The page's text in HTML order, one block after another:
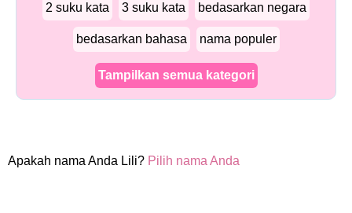
2 suku kata 3 suku kata bedasarkan negara
bedasarkan bahasa nama populer
Tampilkan semua kategori
Apakah nama Anda Lili? Pilih nama Anda